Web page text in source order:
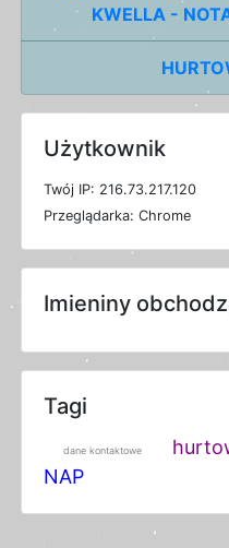
KWELLA -
Użytkownik
Twój IP: 216.73.217.120
Przeglądarka: Chrome
Imieniny
Tagi
dane kontaktowe
NAP